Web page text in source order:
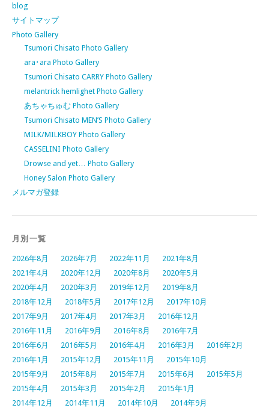
blog
サイトマップ
Photo Gallery
Tsumori Chisato Photo Gallery
ara･ara Photo Gallery
Tsumori Chisato CARRY Photo Gallery
melantrick hemlighet Photo Gallery
あちゃちゅむ Photo Gallery
Tsumori Chisato MEN’S Photo Gallery
MILK/MILKBOY Photo Gallery
CASSELINI Photo Gallery
Drowse and yet… Photo Gallery
Honey Salon Photo Gallery
メルマガ登録
月別一覧
2026年8月 2026年7月 2022年11月
2021年8月
2021年4月
2020年12月 2020年8月
2020年5月
2020年4月
2020年3月 2019年12月
2019年8月
2018年12月
2018年5月 2017年12月
2017年10月
2017年9月
2017年4月 2017年3月
2016年12月
2016年11月
2016年9月 2016年8月
2016年7月
2016年6月
2016年5月 2016年4月 2016年3月
2016年2月
2016年1月
2015年12月 2015年11月
2015年10月
2015年9月
2015年8月 2015年7月 2015年6月
2015年5月
2015年4月
2015年3月 2015年2月
2015年1月
2014年12月
2014年11月 2014年10月
2014年9月